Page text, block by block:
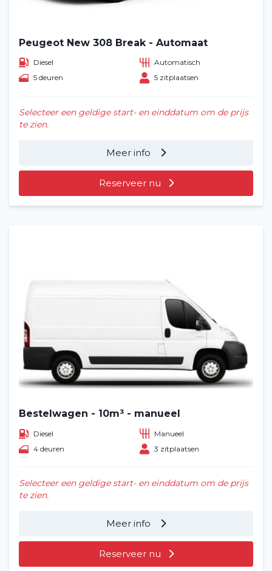
Peugeot New 308 Break - Automaat
Diesel
Automatisch
5 deuren
5 zitplaatsen
Selecteer een geldige start- en einddatum om de prijs
te zien.
Meer info
Reserveer nu
Bestelwagen - 10m³ - manueel
Diesel
Manueel
4 deuren
3 zitplaatsen
Selecteer een geldige start- en einddatum om de prijs
te zien.
Meer info
Reserveer nu